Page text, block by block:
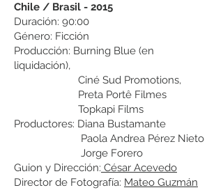
Chile / Brasil - 2015
Duración: 90:00
Género: Ficción
Producción: Burning Blue (en
liquidación),
Ciné Sud Promotions,
Preta Portê Filmes
Topkapi Films
Productores: Diana Bustamante
Paola Andrea Pérez Nieto
Jorge Forero
Guion y Dirección: César Acevedo
Director de Fotografía: Mateo Guzmán